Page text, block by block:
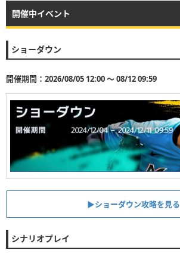
開催中イベント
ショーダウン
開催期間：2026/08/05 12:00 〜 08/12 09:59
▶︎ショーダウン攻略を見る
シナリオプレイ